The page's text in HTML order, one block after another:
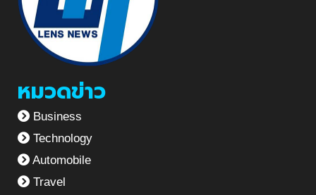
หมวดข่าว
Business
Technology
Automobile
Travel